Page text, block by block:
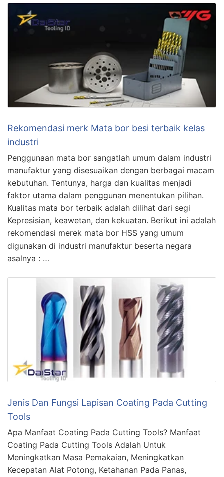
Rekomendasi merk Mata bor besi terbaik kelas
industri
Penggunaan mata bor sangatlah umum dalam industri
manufaktur yang disesuaikan dengan berbagai macam
kebutuhan. Tentunya, harga dan kualitas menjadi
faktor utama dalam penggunan menentukan pilihan.
Kualitas mata bor terbaik adalah dilihat dari segi
Kepresisian, keawetan, dan kekuatan. Berikut ini adalah
rekomendasi merek mata bor HSS yang umum
digunakan di industri manufaktur beserta negara
asalnya : …
Jenis Dan Fungsi Lapisan Coating Pada Cutting
Tools
Apa Manfaat Coating Pada Cutting Tools? Manfaat
Coating Pada Cutting Tools Adalah Untuk
Meningkatkan Masa Pemakaian, Meningkatkan
Kecepatan Alat Potong, Ketahanan Pada Panas,